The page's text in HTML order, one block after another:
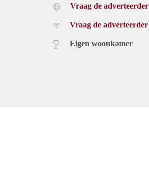
Vraag de adverteerder
Vraag de adverteerder
Eigen woonkamer